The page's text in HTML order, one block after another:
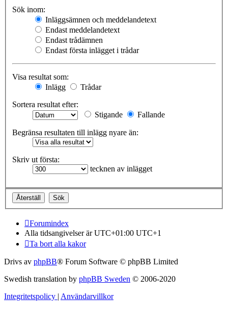
Sök inom:
Inläggsämnen och meddelandetext
Endast meddelandetext
Endast trådämnen
Endast första inlägget i trådar
Visa resultat som:
Inlägg
Trådar
Sortera resultat efter:
Stigande
Fallande
Begränsa resultaten till inlägg nyare än:
Skriv ut första:
tecknen av inlägget
Forumindex
Alla tidsangivelser är UTC+01:00 UTC+1
Ta bort alla kakor
Drivs av phpBB® Forum Software © phpBB Limited
Swedish translation by phpBB Sweden © 2006-2020
Integritetspolicy | Användarvillkor